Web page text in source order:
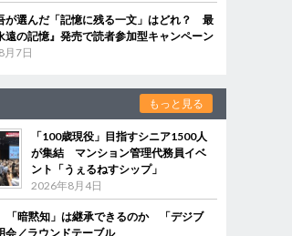
が選んだ「記憶に残る一文」はどれ？ 最
遠の記憶』発売で読者参加型キャンペーン
月7日
もっと見る
「100歳現役」目指すシニア1500人
が集結 マンション管理代務員イベ
ント「うぇるねすシップ」
2026年8月4日
「暗黙知」は継承できるのか 「デジブ
会／ラウンドテーブル